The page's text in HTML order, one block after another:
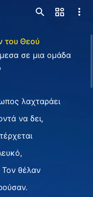
του Θεού
σε μια ομάδα
λαχταράει
να δει,
θέλαν